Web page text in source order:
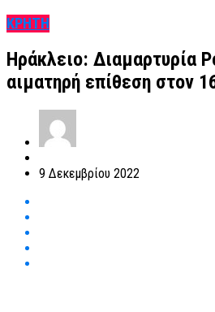
ΚΡΗΤΗ
Ηράκλειο: Διαμαρτυρία
αιματηρή επίθεση στον
9 Δεκεμβρίου 2022